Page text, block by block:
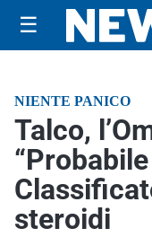
☰
NIENTE PANICO
Talco,
steroidi